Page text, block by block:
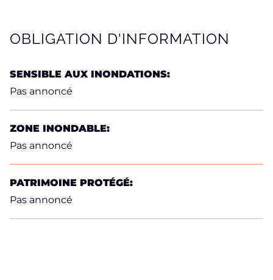
OBLIGATION D'INFORMATION
SENSIBLE AUX INONDATIONS:
Pas annoncé
ZONE INONDABLE:
Pas annoncé
PATRIMOINE PROTÉGÉ:
Pas annoncé